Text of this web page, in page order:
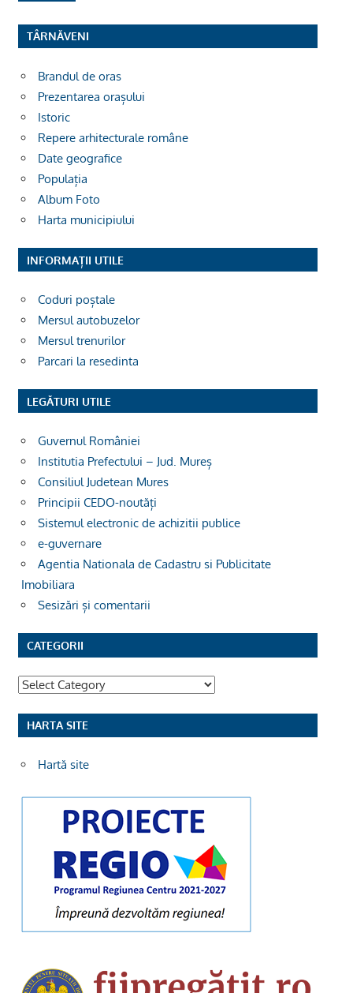
TÂRNĂVENI
Brandul de oras
Prezentarea orașului
Istoric
Repere arhitecturale române
Date geografice
Populația
Album Foto
Harta municipiului
INFORMAȚII UTILE
Coduri poștale
Mersul autobuzelor
Mersul trenurilor
Parcari la resedinta
LEGĂTURI UTILE
Guvernul României
Institutia Prefectului – Jud. Mureș
Consiliul Judetean Mures
Principii CEDO-noutăți
Sistemul electronic de achizitii publice
e-guvernare
Agentia Nationala de Cadastru si Publicitate
Imobiliara
Sesizări și comentarii
CATEGORII
Categorii
HARTA SITE
Hartă site